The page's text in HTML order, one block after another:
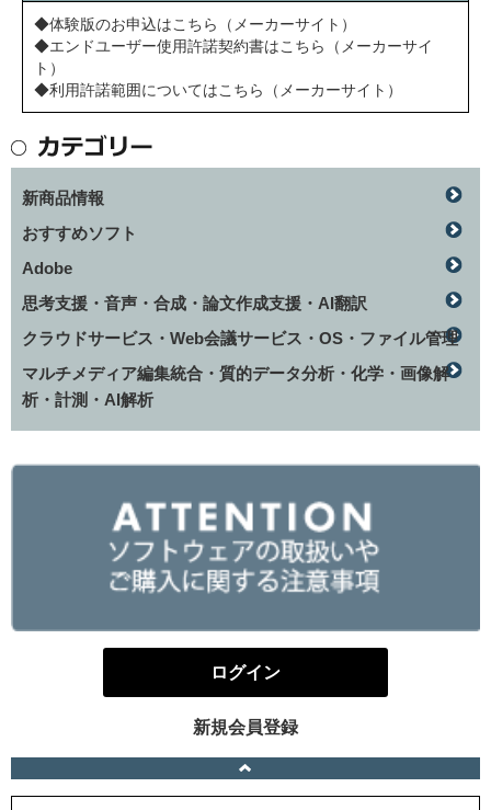
◆体験版のお申込はこちら（メーカーサイト）
◆エンドユーザー使用許諾契約書はこちら（メーカーサイ
ト）
◆利用許諾範囲についてはこちら（メーカーサイト）
新商品情報
おすすめソフト
Adobe
思考支援・音声・合成・論文作成支援・AI翻訳
クラウドサービス・Web会議サービス・OS・ファイル管理
マルチメディア編集統合・質的データ分析・化学・画像解
析・計測・AI解析
ログイン
新規会員登録